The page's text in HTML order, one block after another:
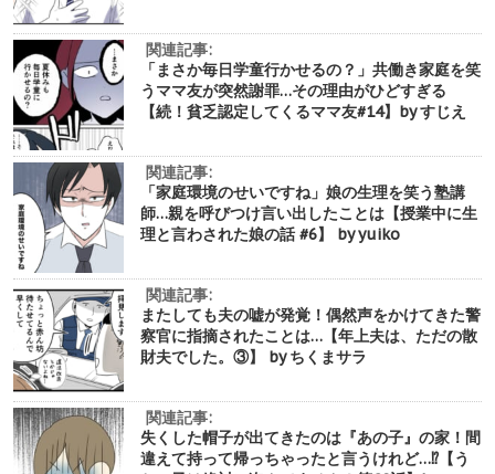
関連記事:
「まさか毎日学童行かせるの？」共働き家庭を笑
うママ友が突然謝罪…その理由がひどすぎる
【続！貧乏認定してくるママ友#14】by すじえ
関連記事:
「家庭環境のせいですね」娘の生理を笑う塾講
師…親を呼びつけ言い出したことは【授業中に生
理と言わされた娘の話 #6】 by yuiko
関連記事:
またしても夫の嘘が発覚！偶然声をかけてきた警
察官に指摘されたことは…【年上夫は、ただの散
財夫でした。③】 by ちくまサラ
関連記事:
失くした帽子が出てきたのは『あの子』の家！間
違えて持って帰っちゃったと言うけれど…⁉︎【う